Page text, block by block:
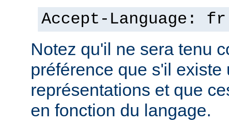
Accept-Language: fr
Notez qu'il ne sera tenu
préférence que s'il existe
représentations et que
en fonction du langage.